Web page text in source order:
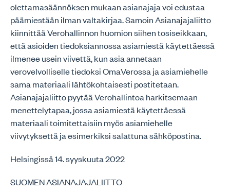
olettamasäännöksen mukaan asianajaja voi edustaa
päämiestään ilman valtakirjaa. Samoin Asianajajaliitto
kiinnittää Verohallinnon huomion siihen tosiseikkaan,
että asioiden tiedoksiannossa asiamiestä käytettäessä
ilmenee usein viivettä, kun asia annetaan
verovelvolliselle tiedoksi OmaVerossa ja asiamiehelle
sama materiaali lähtökohtaisesti postitetaan.
Asianajajaliitto pyytää Verohallintoa harkitsemaan
menettelytapaa, jossa asiamiestä käytettäessä
materiaali toimitettaisiin myös asiamiehelle
viivytyksettä ja esimerkiksi salattuna sähköpostina.
Helsingissä 14. syyskuuta 2022
SUOMEN ASIANAJAJALIITTO